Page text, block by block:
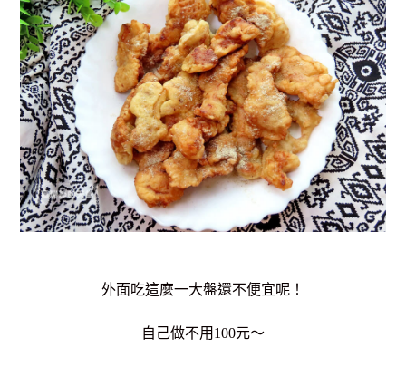
外面吃這麼一大盤還不便宜呢！
自己做不用100元～